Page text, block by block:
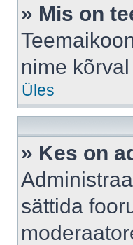
» Mis on
nime
Üles
» Kes on
sättida